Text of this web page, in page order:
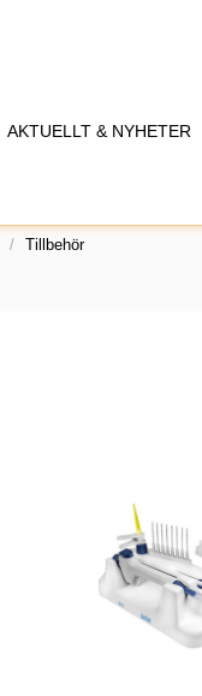
AKTUELLT & NYHETER
Tillbehör